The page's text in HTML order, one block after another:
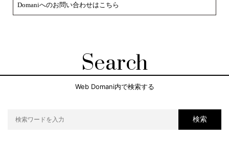
Domaniへのお問い合わせはこちら
Search
Web Domani内で検索する
検索